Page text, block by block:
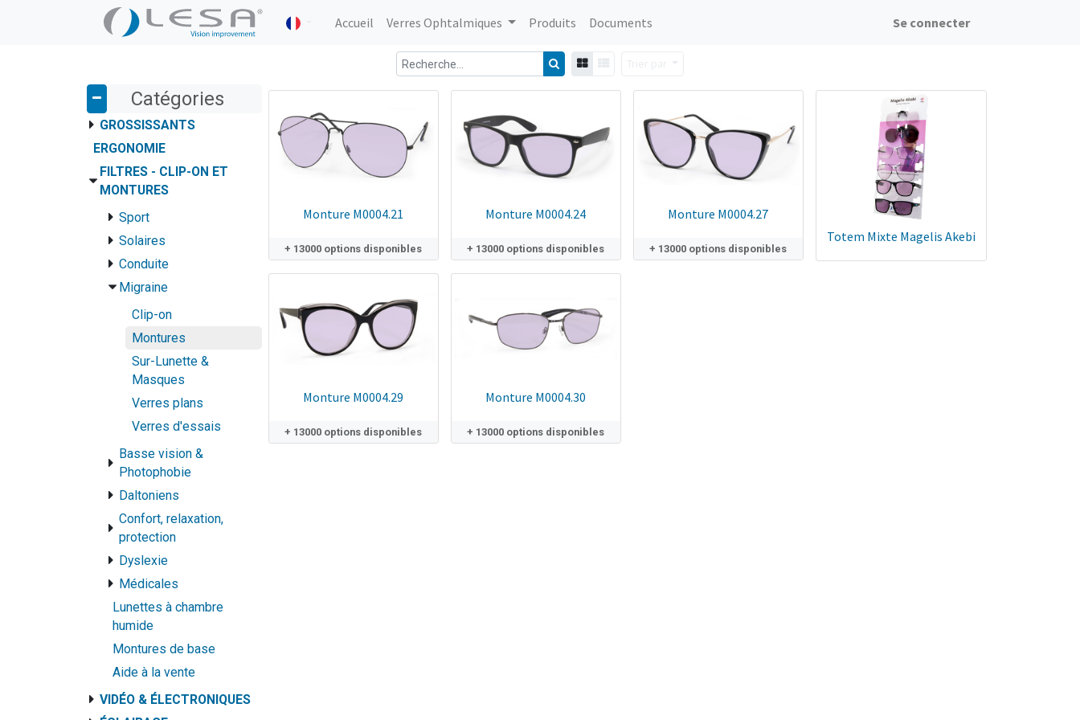
Accueil Verres Ophtalmiques Produits Documents Se connecter
Catégories
GROSSISSANTS
ERGONOMIE
FILTRES - CLIP-ON ET
MONTURES
Sport
Solaires
Conduite
Migraine
Clip-on
Montures
Sur-Lunette &
Masques
Verres plans
Verres d'essais
Basse vision &
Photophobie
Daltoniens
Confort, relaxation,
protection
Dyslexie
Médicales
Lunettes à chambre
humide
Montures de base
Aide à la vente
VIDÉO & ÉLECTRONIQUES
Monture M0004.21
+ 13000 options disponibles
Monture M0004.24
+ 13000 options disponibles
Monture M0004.27
+ 13000 options disponibles
Totem Mixte Magelis Akebi
Monture M0004.29
+ 13000 options disponibles
Monture M0004.30
+ 13000 options disponibles